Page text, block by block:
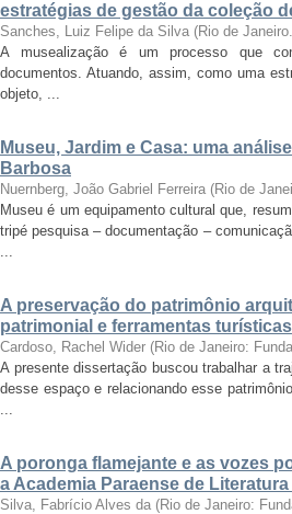
estratégias de gestão da coleção
Sanches, Luiz Felipe da Silva (Rio de
A musealização é um processo que
documentos. Atuando, assim, como uma
objeto, ...
Museu, Jardim e Casa: uma
Barbosa
Nuernberg, João Gabriel Ferreira (Rio de
Museu é um equipamento cultural que,
tripé pesquisa – documentação –
...
A preservação do patrimônio
patrimonial e ferramentas turísticas
Cardoso, Rachel Wider (Rio de Janeiro:
A presente dissertação buscou trabalhar a
desse espaço e relacionando esse
...
A poronga flamejante e as vozes
a Academia Paraense de Literatura
Silva, Fabrício Alves da (Rio de Janeiro: